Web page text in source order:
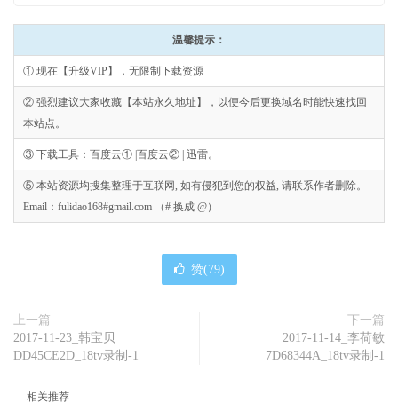
温馨提示：
① 现在【升级VIP】，无限制下载资源
② 强烈建议大家收藏【本站永久地址】，以便今后更换域名时能快速找回
本站点。
③ 下载工具：百度云① |百度云② | 迅雷。
⑤ 本站资源均搜集整理于互联网, 如有侵犯到您的权益, 请联系作者删除。
Email：fulidao168#gmail.com （# 换成 @）
赞(79)
上一篇
2017-11-23_韩宝贝
DD45CE2D_18tv录制-1
下一篇
2017-11-14_李荷敏
7D68344A_18tv录制-1
相关推荐